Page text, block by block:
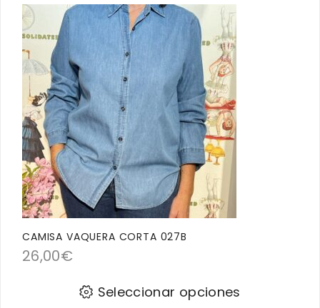
CAMISA VAQUERA CORTA 027B
26,00€
Seleccionar opciones